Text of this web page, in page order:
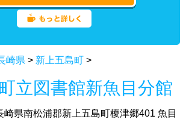
崎県 > 新上五島町 >
立図書館新魚目分館
崎県南松浦郡新上五島町榎津郷401 魚目